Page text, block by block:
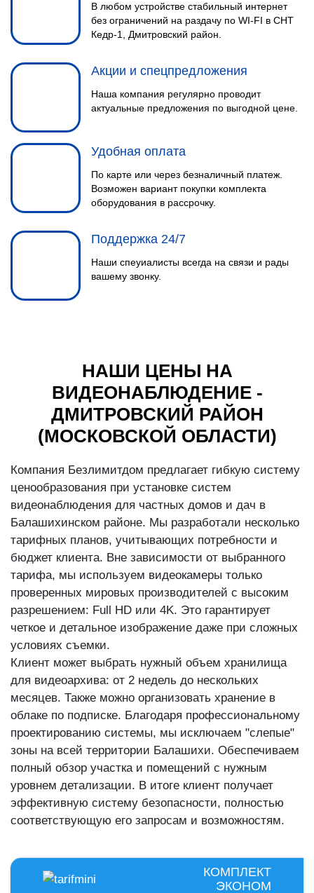
В любом устройстве стабильный интернет
без ограничений на раздачу по WI-FI в СНТ
Кедр-1, Дмитровский район.
Акции и спецпредложения
Наша компания регулярно проводит
актуальные предложения по выгодной цене.
Удобная оплата
По карте или через безналичный платеж.
Возможен вариант покупки комплекта
оборудования в рассрочку.
Поддержка 24/7
Наши спеуиалисты всегда на связи и рады
вашему звонку.
НАШИ ЦЕНЫ НА
ВИДЕОНАБЛЮДЕНИЕ -
ДМИТРОВСКИЙ РАЙОН
(МОСКОВСКОЙ ОБЛАСТИ)
Компания Безлимитдом предлагает гибкую систему
ценообразования при установке систем
видеонаблюдения для частных домов и дач в
Балашихинском районе. Мы разработали несколько
тарифных планов, учитывающих потребности и
бюджет клиента. Вне зависимости от выбранного
тарифа, мы используем видеокамеры только
проверенных мировых производителей с высоким
разрешением: Full HD или 4K. Это гарантирует
четкое и детальное изображение даже при сложных
условиях съемки.
Клиент может выбрать нужный объем хранилища
для видеоархива: от 2 недель до нескольких
месяцев. Также можно организовать хранение в
облаке по подписке. Благодаря профессиональному
проектированию системы, мы исключаем "слепые"
зоны на всей территории Балашихи. Обеспечиваем
полный обзор участка и помещений с нужным
уровнем детализации. В итоге клиент получает
эффективную систему безопасности, полностью
соответствующую его запросам и возможностям.
КОМПЛЕКТ
ЭКОНОМ